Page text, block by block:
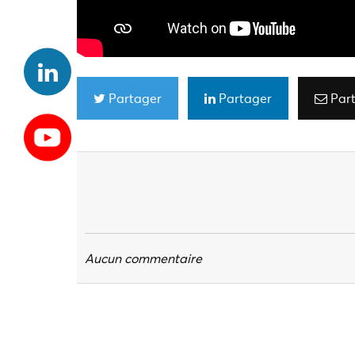
Partager Partager
Aucun commentaire